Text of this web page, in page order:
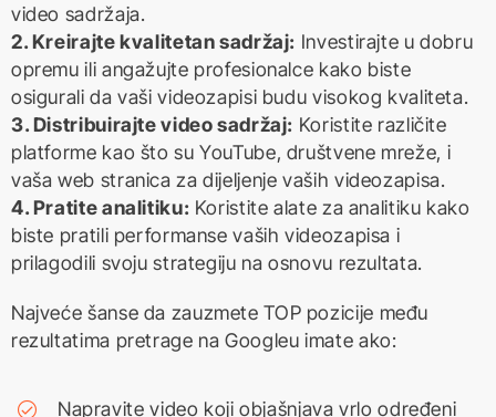
video sadržaja.
2. Kreirajte kvalitetan sadržaj: Investirajte u dobru
opremu ili angažujte profesionalce kako biste
osigurali da vaši videozapisi budu visokog kvaliteta.
3. Distribuirajte video sadržaj: Koristite različite
platforme kao što su YouTube, društvene mreže, i
vaša web stranica za dijeljenje vaših videozapisa.
4. Pratite analitiku: Koristite alate za analitiku kako
biste pratili performanse vaših videozapisa i
prilagodili svoju strategiju na osnovu rezultata.
Najveće šanse da zauzmete TOP pozicije među
rezultatima pretrage na Googleu imate ako:
Napravite video koji objašnjava vrlo određeni